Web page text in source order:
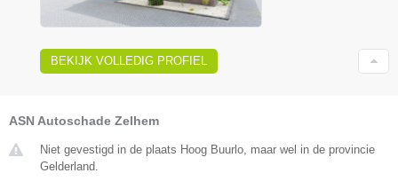
BEKIJK VOLLEDIG PROFIEL
ASN Autoschade Zelhem
Niet gevestigd in de plaats Hoog Buurlo, maar wel in de provincie
Gelderland.